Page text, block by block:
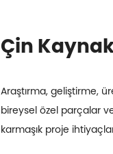
Çin
Araştırma, geliştirme,
bireysel özel parçalar
karmaşık proje